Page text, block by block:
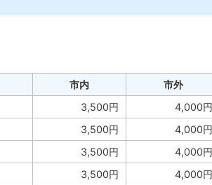
市内
市外
3,500円
4,000円
3,500円
4,000円
3,500円
4,000円
3,500円
4,000円